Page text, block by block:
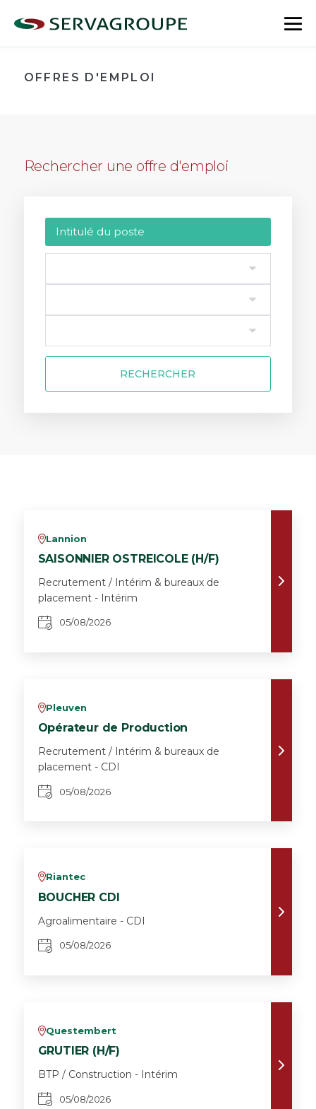
OFFRES D'EMPLOI
Rechercher une offre d'emploi
RECHERCHER
vLannion
SAISONNIER OSTREICOLE (H/F)
Recrutement / Intérim & bureaux de
placement - Intérim
05/08/2026
vPleuven
Opérateur de Production
Recrutement / Intérim & bureaux de
placement - CDI
05/08/2026
vRiantec
BOUCHER CDI
Agroalimentaire - CDI
05/08/2026
vQuestembert
GRUTIER (H/F)
BTP / Construction - Intérim
05/08/2026